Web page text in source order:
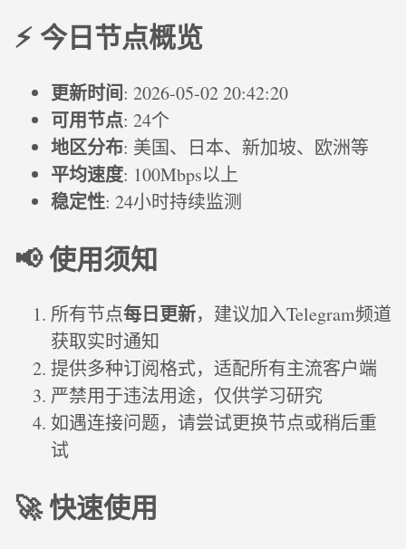
⚡ 今日节点概览
更新时间: 2026-05-02 20:42:20
可用节点: 24个
地区分布: 美国、日本、新加坡、欧洲等
平均速度: 100Mbps以上
稳定性: 24小时持续监测
📢 使用须知
所有节点每日更新，建议加入Telegram频道
获取实时通知
提供多种订阅格式，适配所有主流客户端
严禁用于违法用途，仅供学习研究
如遇连接问题，请尝试更换节点或稍后重
试
🚀 快速使用